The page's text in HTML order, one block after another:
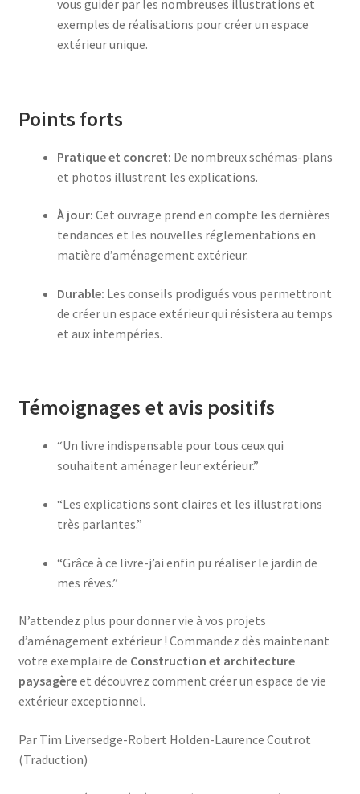
vous guider par les nombreuses illustrations et
exemples de réalisations pour créer un espace
extérieur unique.
Points forts
Pratique et concret: De nombreux schémas-plans
et photos illustrent les explications.
À jour: Cet ouvrage prend en compte les dernières
tendances et les nouvelles réglementations en
matière d’aménagement extérieur.
Durable: Les conseils prodigués vous permettront
de créer un espace extérieur qui résistera au temps
et aux intempéries.
Témoignages et avis positifs
“Un livre indispensable pour tous ceux qui
souhaitent aménager leur extérieur.”
“Les explications sont claires et les illustrations
très parlantes.”
“Grâce à ce livre-j’ai enfin pu réaliser le jardin de
mes rêves.”
N’attendez plus pour donner vie à vos projets
d’aménagement extérieur ! Commandez dès maintenant
votre exemplaire de Construction et architecture
paysagèreet découvrez comment créer un espace de vie
extérieur exceptionnel.
Par Tim Liversedge-Robert Holden-Laurence Coutrot
(Traduction)